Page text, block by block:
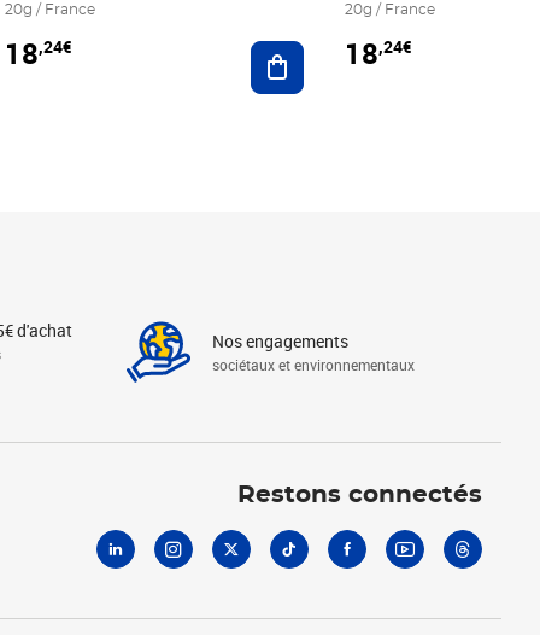
au panier
20g / France
18,24€ Ajouter au panier
20g / France
18,24€
d'achat Nos engagements
sociétaux et environnementaux
Restons connectés